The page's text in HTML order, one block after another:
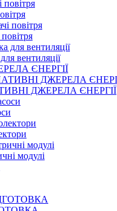
вентиляції
ЄНЕРГІЇ
ДЖЕРЕЛА ЄНЕРГІЇ
модулі